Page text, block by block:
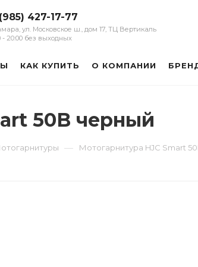
427-17-77
ул. Московское ш., дом 17, ТЦ Вертикаль
- 20:00 без выходных
КАК КУПИТЬ О КОМПАНИИ
50B черный
— Мотогарнитура HJC Smart